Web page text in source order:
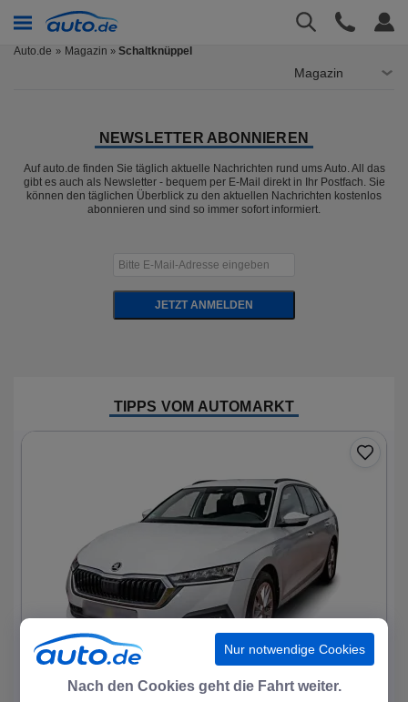
Auto.de Magazin » Schaltknüppel
Magazin
NEWSLETTER ABONNIEREN
Auf auto.de finden Sie täglich aktuelle Nachrichten rund ums Auto. All das
gibt es auch als Newsletter - bequem per E-Mail direkt in Ihr Postfach. Sie
können den täglichen Überblick zu den aktuellen Nachrichten kostenlos
abonnieren und sind so immer sofort informiert.
JETZT ANMELDEN
TIPPS VOM AUTOMARKT
|11
Nur notwendige Cookies
Nach den Cookies geht die Fahrt weiter.